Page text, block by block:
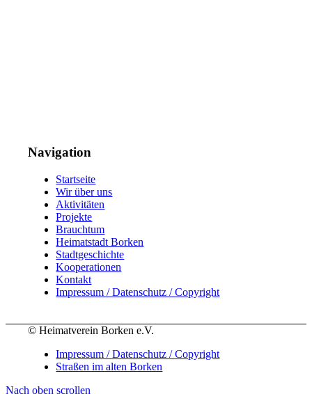
Navigation
Startseite
Wir über uns
Aktivitäten
Projekte
Brauchtum
Heimatstadt Borken
Stadtgeschichte
Kooperationen
Kontakt
Impressum / Datenschutz / Copyright
© Heimatverein Borken e.V.
Impressum / Datenschutz / Copyright
Straßen im alten Borken
Nach oben scrollen